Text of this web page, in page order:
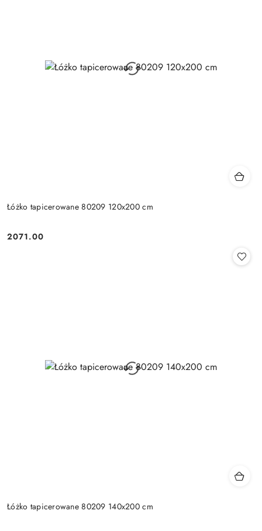
Łóżko tapicerowane 80209 120x200 cm
Cena:
2071.00
Łóżko tapicerowane 80209 140x200 cm